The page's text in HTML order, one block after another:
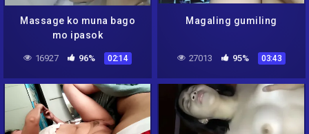
Massage ko muna bago
mo ipasok
16927 96% 02:14
Magaling gumiling
27013 95% 03:43